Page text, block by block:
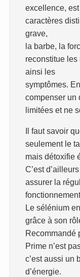
excellence,
caractères
grave,
la barbe, la
reconstitue
ainsi les
symptômes.
compenser un
limitées et ne
Il faut savoir
seulement le
mais détoxifie
C’est
assurer la
Le sélénium
grâce à son
Recommandé
Prime n’est
c’est aussi un
d’énergie.